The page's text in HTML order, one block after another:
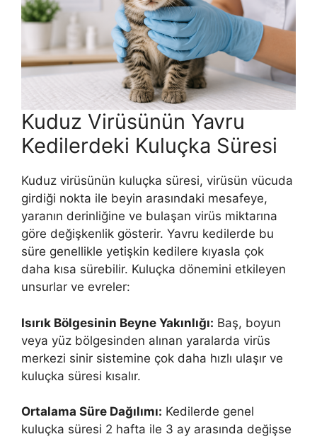
Kuduz Virüsünün Yavru
Kedilerdeki Kuluçka Süresi
Kuduz virüsünün kuluçka süresi, virüsün vücuda
girdiği nokta ile beyin arasındaki mesafeye,
yaranın derinliğine ve bulaşan virüs miktarına
göre değişkenlik gösterir. Yavru kedilerde bu
süre genellikle yetişkin kedilere kıyasla çok
daha kısa sürebilir. Kuluçka dönemini etkileyen
unsurlar ve evreler:
Isırık Bölgesinin Beyne Yakınlığı: Baş, boyun
veya yüz bölgesinden alınan yaralarda virüs
merkezi sinir sistemine çok daha hızlı ulaşır ve
kuluçka süresi kısalır.
Ortalama Süre Dağılımı: Kedilerde genel
kuluçka süresi 2 hafta ile 3 ay arasında değişse